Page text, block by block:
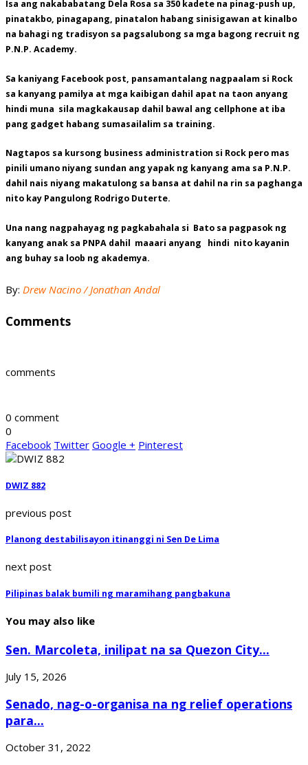
Isa ang nakababatang Dela Rosa sa 350 kadete na pinag-push up,
pinatakbo, pinagapang, pinatalon habang sinisigawan at kinalbo
na bahagi ng tradisyon sa pagsalubong sa mga bagong recruit ng
P.N.P. Academy.
Sa kaniyang Facebook post, pansamantalang nagpaalam si Rock
sa kanyang pamilya at mga kaibigan dahil apat na taon anyang
hindi muna sila magkakausap dahil bawal ang cellphone at iba
pang gadget habang sumasailalim sa training.
Nagtapos sa kursong business administration si Rock pero mas
pinili umano niyang sundan ang yapak ng kanyang ama sa P.N.P.
dahil nais niyang makatulong sa bansa at dahil na rin sa paghanga
nito kay Pangulong Rodrigo Duterte.
Una nang nagpahayag ng pagkabahala si Bato sa pagpasok ng
kanyang anak sa PNPA dahil maaari anyang hindi nito kayanin
ang buhay sa loob ng akademya.
By: Drew Nacino / Jonathan Andal
Comments
comments
0 comment
0
Facebook Twitter Google + Pinterest
DWIZ 882
previous post
Planong destabilisayon itinanggi ni Sen De Lima
next post
Pilipinas balak bumili ng maramihang pangbakuna
You may also like
Sen. Marcoleta, inilipat na sa Quezon City...
July 15, 2026
Senado, nag-o-organisa na ng relief operations
para...
October 31, 2022